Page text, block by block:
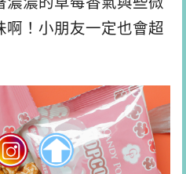
啊！小朋友一定也會超